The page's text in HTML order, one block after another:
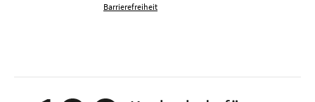
Barrierefreiheit